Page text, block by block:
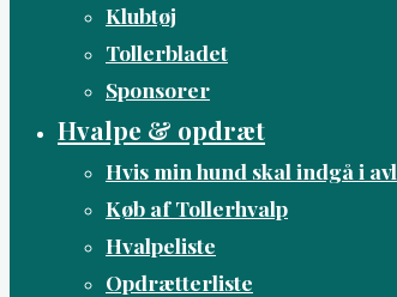
Klubtøj
Tollerbladet
Sponsorer
Hvalpe & opdræt
Hvis min hund skal indgå i avl
Køb af Tollerhvalp
Hvalpeliste
Opdrætterliste